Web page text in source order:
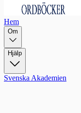
Hem
Om
Hjälp
Svenska Akademien